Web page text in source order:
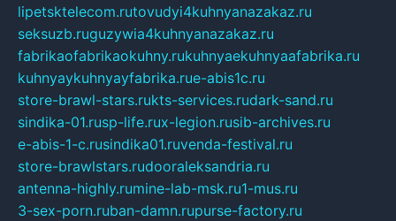
lipetsktelecom.rutovudyi4kuhnyanazakaz.ru
seksuzb.ruguzywia4kuhnyanazakaz.ru
fabrikaofabrikaokuhny.rukuhnyaekuhnyaafabrika.ru
kuhnyaykuhnyayfabrika.rue-abis1c.ru
store-brawl-stars.rukts-services.rudark-sand.ru
sindika-01.rusp-life.rux-legion.rusib-archives.ru
e-abis-1-c.rusindika01.ruvenda-festival.ru
store-brawlstars.rudooraleksandria.ru
antenna-highly.rumine-lab-msk.ru1-mus.ru
3-sex-porn.ruban-damn.rupurse-factory.ru